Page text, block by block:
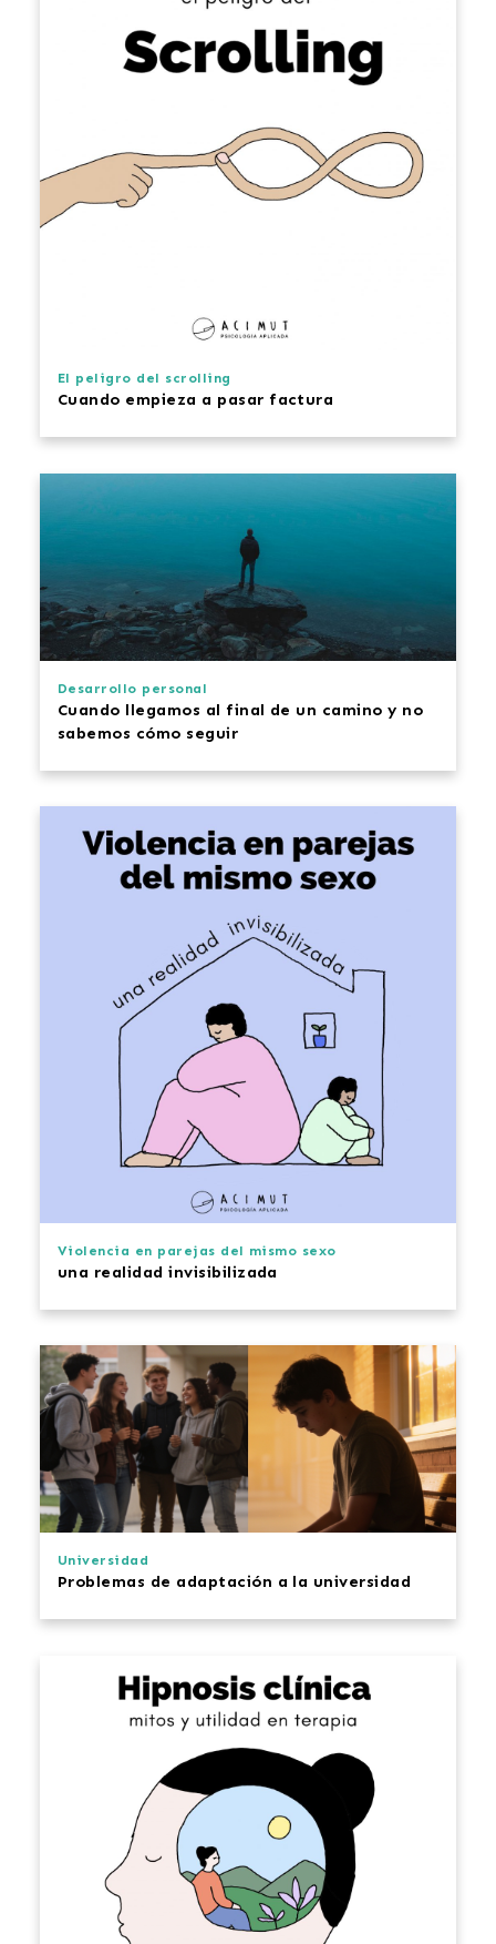
El peligro del scrolling
Cuando empieza a pasar factura
Desarrollo personal
Cuando llegamos al final de un camino y no
sabemos cómo seguir
Violencia en parejas del mismo sexo
una realidad invisibilizada
Universidad
Problemas de adaptación a la universidad